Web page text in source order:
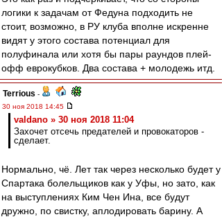
логики к задачам от Федуна подходить не
стоит, возможно, в РУ клуба вполне искренне
видят у этого состава потенциал для
полуфинала или хотя бы пары раундов плей-
офф еврокубков. Два состава + молодежь итд.
Terrious -
30 ноя 2018 14:45
valdano » 30 ноя 2018 11:04
Захочет отсечь предателей и провокаторов -
сделает.
Нормально, чё. Лет так через несколько будет у
Спартака болельщиков как у Уфы, но зато, как
на выступлениях Ким Чен Ина, все будут
дружно, по свистку, аплодировать барину. А